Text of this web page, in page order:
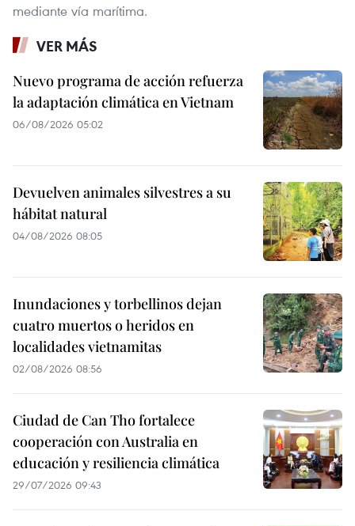
mediante vía marítima.
VER MÁS
Nuevo programa de acción refuerza
la adaptación climática en Vietnam
06/08/2026 05:02
Devuelven animales silvestres a su
hábitat natural
04/08/2026 08:05
Inundaciones y torbellinos dejan
cuatro muertos o heridos en
localidades vietnamitas
02/08/2026 08:56
Ciudad de Can Tho fortalece
cooperación con Australia en
educación y resiliencia climática
29/07/2026 09:43